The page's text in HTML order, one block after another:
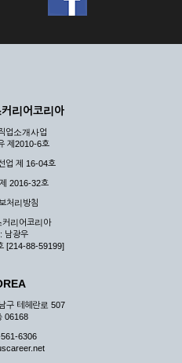
리어코리아
업소개사업
제2010-6호
업 제 16-04호
2016-32호
처리방침
리어코리아
남광우
[214-88-59199]
구 테헤란로 507
06168
6306